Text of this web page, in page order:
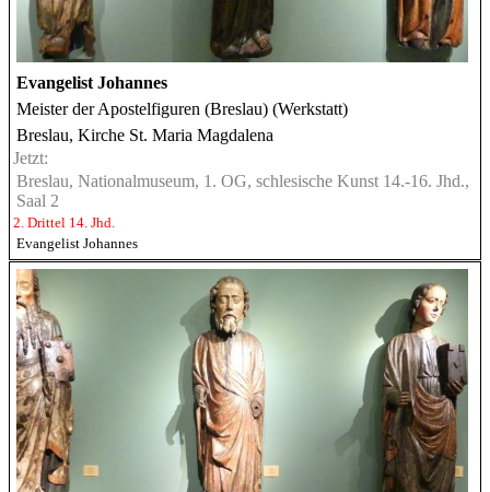
Evangelist Johannes
Meister der Apostelfiguren (Breslau) (Werkstatt)
Breslau, Kirche St. Maria Magdalena
Jetzt:
Breslau, Nationalmuseum, 1. OG, schlesische Kunst 14.-16. Jhd.,
Saal 2
2. Drittel 14. Jhd.
Evangelist Johannes